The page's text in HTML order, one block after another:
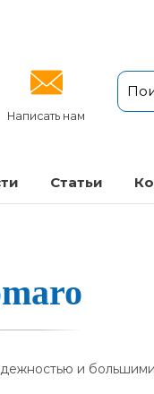
Написать нам
Статьи
и